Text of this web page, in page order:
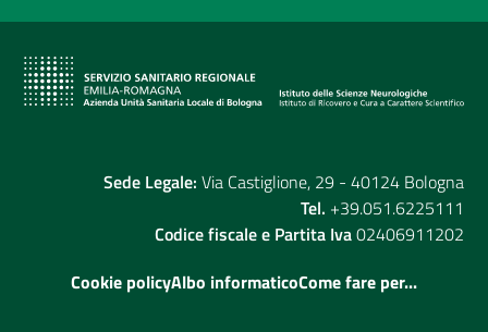
Sede Legale: Via Castiglione, 29 - 40124 Bologna
Tel. +39.051.6225111
Codice fiscale e Partita Iva02406911202
Cookie policyAlbo informaticoCome fare per...